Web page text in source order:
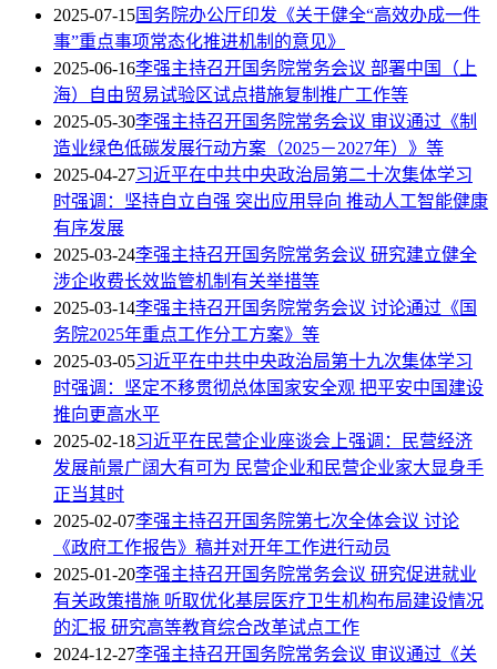
2025-07-15国务院办公厅印发《关于健全“高效办成一件
事”重点事项常态化推进机制的意见》
2025-06-16李强主持召开国务院常务会议 部署中国（上
海）自由贸易试验区试点措施复制推广工作等
2025-05-30李强主持召开国务院常务会议 审议通过《制
造业绿色低碳发展行动方案（2025－2027年）》等
2025-04-27习近平在中共中央政治局第二十次集体学习
时强调：坚持自立自强 突出应用导向 推动人工智能健康
有序发展
2025-03-24李强主持召开国务院常务会议 研究建立健全
涉企收费长效监管机制有关举措等
2025-03-14李强主持召开国务院常务会议 讨论通过《国
务院2025年重点工作分工方案》等
2025-03-05习近平在中共中央政治局第十九次集体学习
时强调：坚定不移贯彻总体国家安全观 把平安中国建设
推向更高水平
2025-02-18习近平在民营企业座谈会上强调：民营经济
发展前景广阔大有可为 民营企业和民营企业家大显身手
正当其时
2025-02-07李强主持召开国务院第七次全体会议 讨论
《政府工作报告》稿并对开年工作进行动员
2025-01-20李强主持召开国务院常务会议 研究促进就业
有关政策措施 听取优化基层医疗卫生机构布局建设情况
的汇报 研究高等教育综合改革试点工作
2024-12-27李强主持召开国务院常务会议 审议通过《关